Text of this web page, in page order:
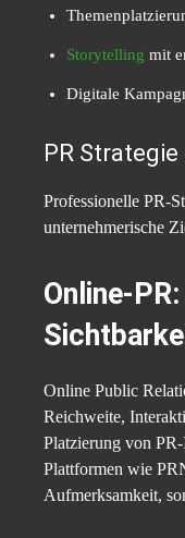
Storytelling mit
Digitale
PR
Professionelle PR-
unternehmerische
Online-
Online Public
Reichweite,
Platzierung von
Plattformen wie
Aufmerksamkeit,